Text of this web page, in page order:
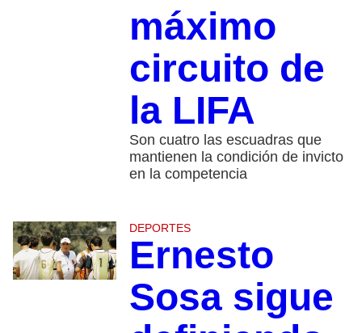
máximo
circuito de
la LIFA
Son cuatro las escuadras que
mantienen la condición de invicto
en la competencia
DEPORTES
Ernesto
Sosa sigue